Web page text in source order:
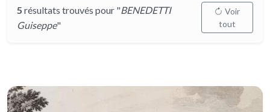
5 résultats trouvés pour "BENEDETTI
Guiseppe"
Voir
tout